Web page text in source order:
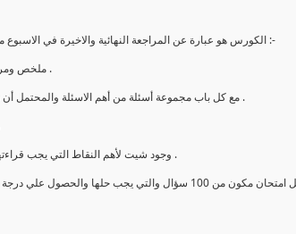
الكورس هو عبارة عن المراجعة النهائية والاخيرة في الاسبوع ما قبل الامتحان ويشتمل علي ما يلي :-
1- ملخص ومراجعة سريعة لكل شابتر علي حدة .
2. مع كل باب مجموعة أسئلة من أهم الاسئلة والمحتمل أن تأتي بنسبة 99.99 % في الامتحان .
4. وجود شيت لأهم النقاط التي يجب قراءتها قبل الامتحان بيومين علي الاقل .